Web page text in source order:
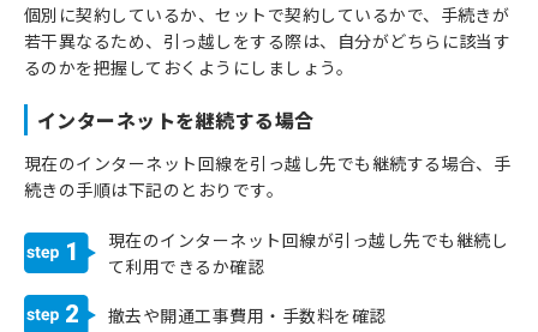
個別に契約しているか、セットで契約しているかで、手続きが
若干異なるため、引っ越しをする際は、自分がどちらに該当す
るのかを把握しておくようにしましょう。
インターネットを継続する場合
現在のインターネット回線を引っ越し先でも継続する場合、手
続きの手順は下記のとおりです。
1
現在のインターネット回線が引っ越し先でも継続し
て利用できるか確認
2 撤去や開通工事費用・手数料を確認